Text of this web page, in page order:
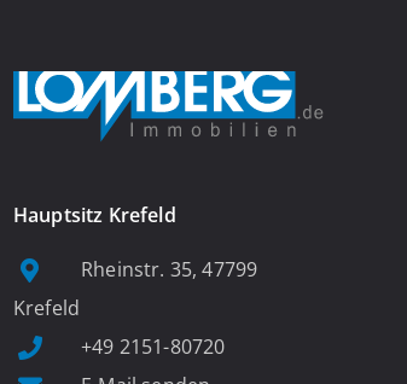
Hauptsitz Krefeld
Rheinstr. 35, 47799
Krefeld
+49 2151-80720